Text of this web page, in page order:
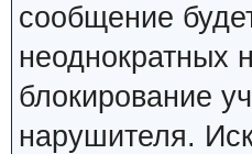
сообщение
неоднократных
блокирование
нарушителя.